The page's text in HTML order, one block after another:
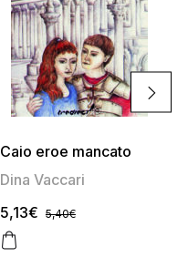
Marirosa Daniel
Caio eroe mancato
Dina Vaccari
5,13€ 5,40€